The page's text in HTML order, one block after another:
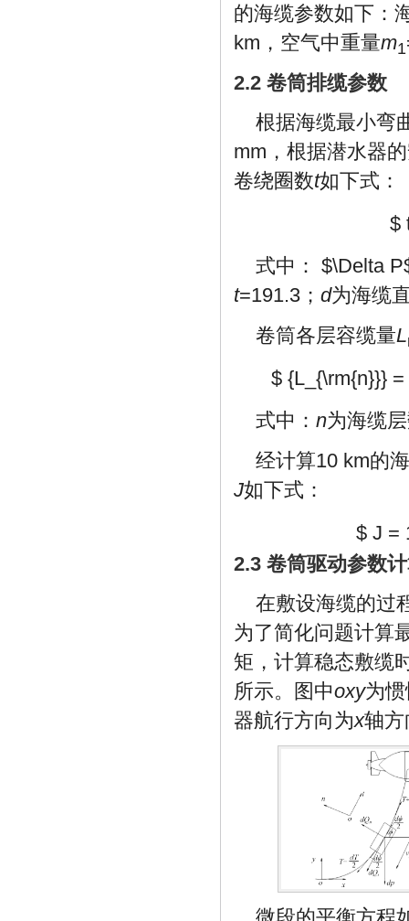
的海缆参数如下：
km，空气中重量m1
2.2 卷筒排缆参数
根据海缆最小弯
mm，根据潜水器
卷绕圈数t如下式：
$
式中： $\Delta
t=191.3； d为海缆
卷筒各层容缆量L
$ {L_{\rm{n}}}
式中： n为海缆
经计算10 km的
J如下式：
$ J =
2.3 卷筒驱动参数
在敷设海缆的过
为了简化问题计算
矩，计算稳态敷缆
所示。图中oxy为
器航行方向为x轴